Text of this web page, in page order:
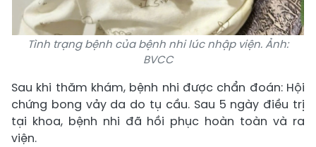
Tình trạng bệnh của bệnh nhi lúc nhập viện. Ảnh:
BVCC
Sau khi thăm khám, bệnh nhi được chẩn đoán: Hội
chứng bong vảy da do tụ cầu. Sau 5 ngày điều trị
tại khoa, bệnh nhi đã hồi phục hoàn toàn và ra
viện.